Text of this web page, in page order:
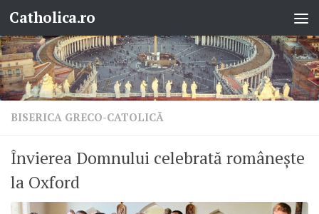
Skip to content
Catholica.ro
BISERICA GRECO-CATOLICĂ
Învierea Domnului celebrată românește
la Oxford